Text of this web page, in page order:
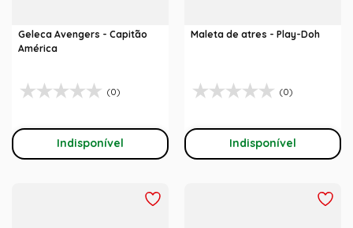
Geleca Avengers - Capitão
América
(0)
Indisponível
Maleta de atres - Play-Doh
(0)
Indisponível